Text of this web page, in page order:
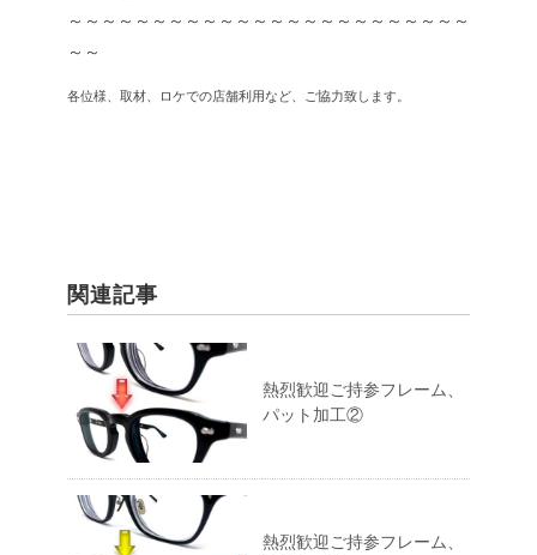
～～～～～～～～～～～～～～～～～～～～～～～～
～～
各位様、取材、ロケでの店舗利用など、ご協力致します。
関連記事
熱烈歓迎ご持参フレーム、
パット加工②
熱烈歓迎ご持参フレーム、